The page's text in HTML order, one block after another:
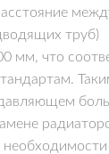
труб)
мм, что
необходимости